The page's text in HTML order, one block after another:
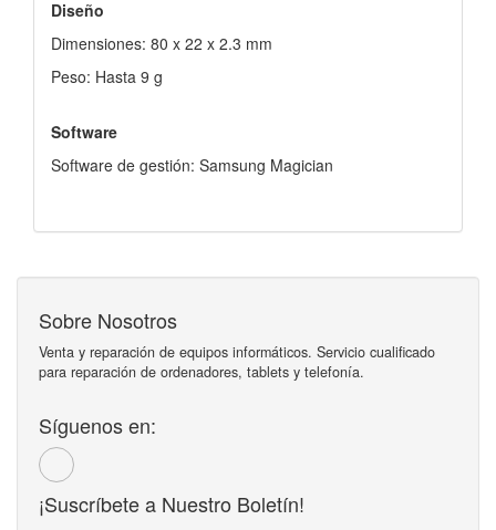
Diseño
Dimensiones: 80 x 22 x 2.3 mm
Peso: Hasta 9 g
Software
Software de gestión: Samsung Magician
Sobre Nosotros
Venta y reparación de equipos informáticos. Servicio cualificado
para reparación de ordenadores, tablets y telefonía.
Síguenos en:
¡Suscríbete a Nuestro Boletín!